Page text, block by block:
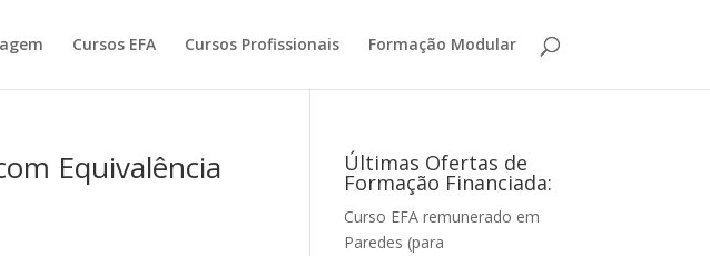
Cursos EFA Cursos Profissionais Formação Modular
Equivalência Últimas Ofertas de
Formação Financiada:
Curso EFA remunerado em
Paredes (para